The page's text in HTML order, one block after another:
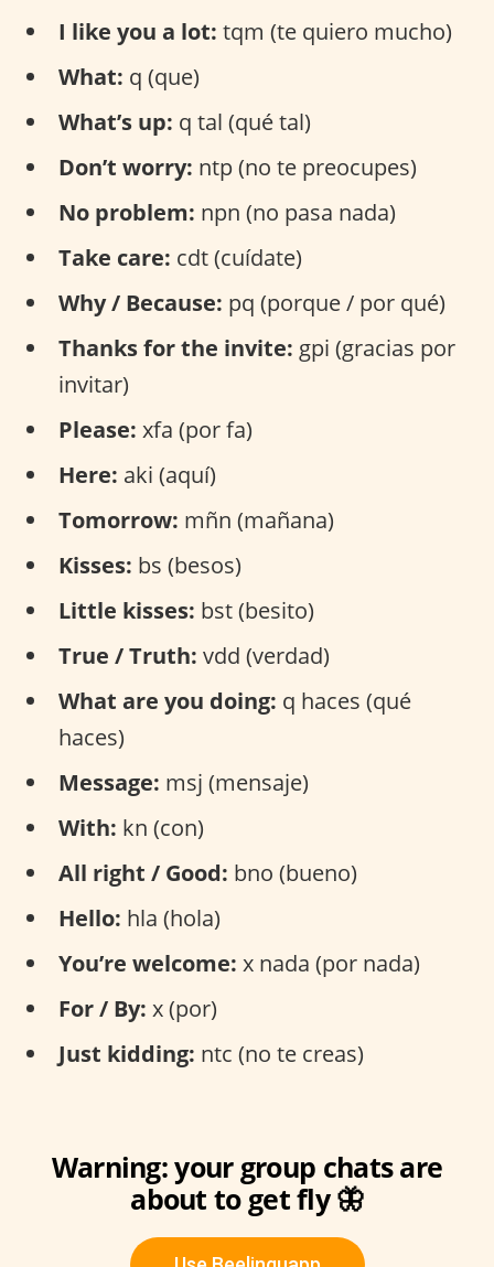
I like you a lot: tqm (te quiero mucho)
What: q (que)
What’s up: q tal (qué tal)
Don’t worry: ntp (no te preocupes)
No problem: npn (no pasa nada)
Take care: cdt (cuídate)
Why / Because: pq (porque / por qué)
Thanks for the invite: gpi (gracias por
invitar)
Please: xfa (por fa)
Here: aki (aquí)
Tomorrow: mñn (mañana)
Kisses: bs (besos)
Little kisses: bst (besito)
True / Truth: vdd (verdad)
What are you doing: q haces (qué
haces)
Message: msj (mensaje)
With: kn (con)
All right / Good: bno (bueno)
Hello: hla (hola)
You’re welcome: x nada (por nada)
For / By: x (por)
Just kidding: ntc (no te creas)
Warning: your group chats are
about to get fly 🦋